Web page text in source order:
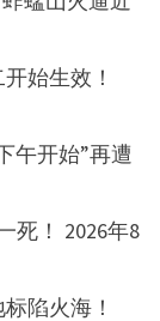
始生效！
午开始”再遭
死！ 2026年8
陷火海！